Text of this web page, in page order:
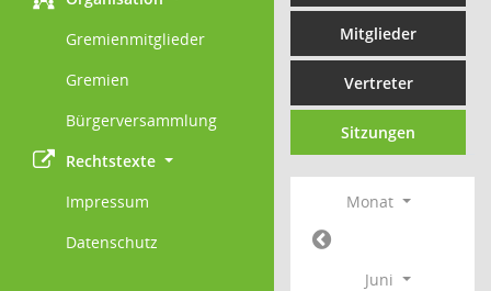
Gremienmitglieder
Gremien
Bürgerversammlung
Rechtstexte
Impressum
Datenschutz
Mitglieder
Vertreter
Sitzungen
Monat
Juni